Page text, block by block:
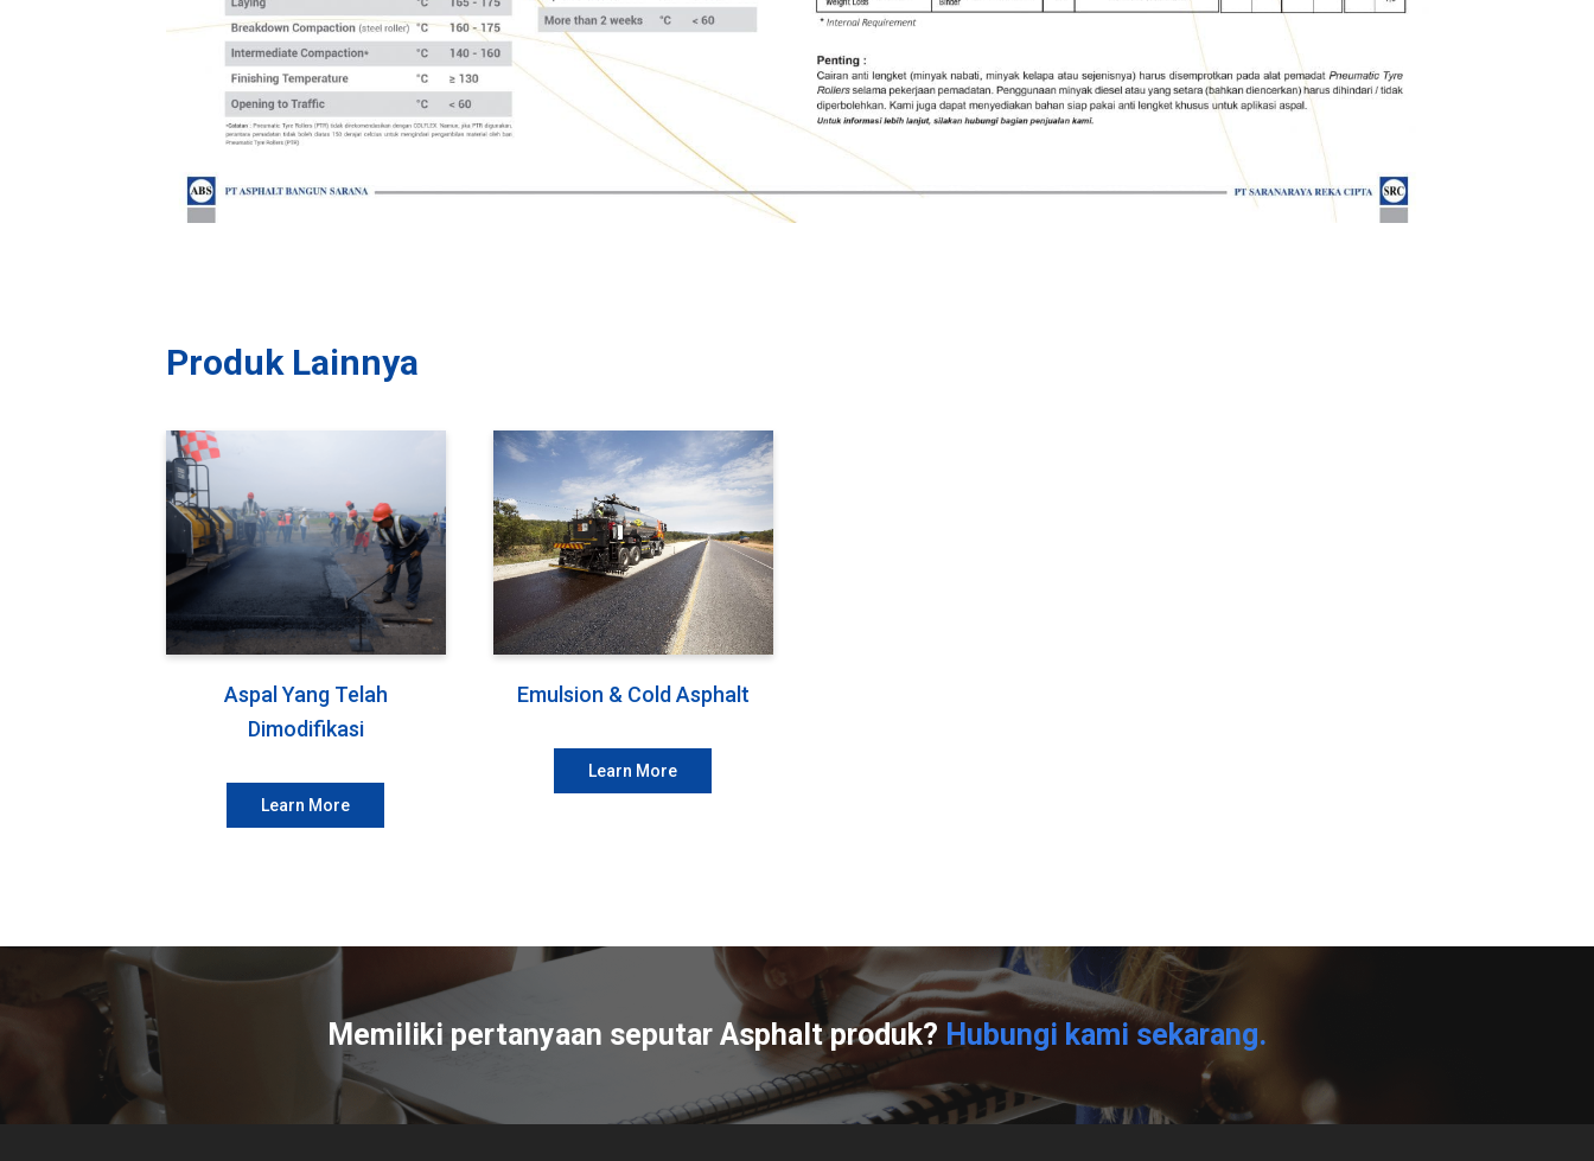
Produk Lainnya
Aspal Yang Telah
Dimodifikasi
Learn More
Emulsion & Cold Asphalt
Learn More
Memiliki pertanyaan seputar Asphalt produk? Hubungi kami sekarang.